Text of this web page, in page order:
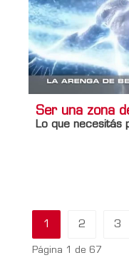
Ser una zona
Lo que necesitás
1 2 3
Página 1 de 67